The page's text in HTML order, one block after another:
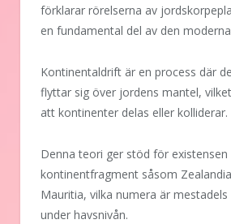
förklarar rörelserna av
en fundamental del av den
Kontinentaldrift är en process där
flyttar sig över jordens mantel,
att kontinenter delas eller kolliderar.
Denna teori ger stöd för existensen
kontinentfragment såsom
Mauritia, vilka numera är mestadels
under havsnivån.